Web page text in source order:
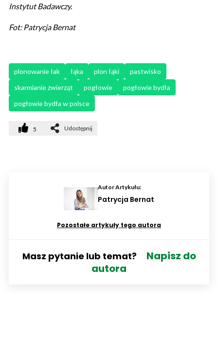
Instytut Badawczy.
Fot: Patrycja Bernat
plonowanie łak łąka plon łąki
pastwisko
skarmianie zwierząt
pogłowie
pogłowie bydła
pogłowie bydła w polsce
5 Udostępnij
Autor Artykułu:
Patrycja Bernat
Pozostałe artykuły tego autora
Masz pytanie lub temat?
Napisz do
autora